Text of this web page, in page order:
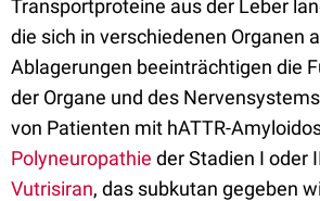
Transportproteine aus der Leber
die sich in verschiedenen Organen
Ablagerungen beeinträchtigen die
der Organe und des
von Patienten mit hATTR-
Polyneuropathie der Stadien I oder
Vutrisiran, das subkutan gegeben